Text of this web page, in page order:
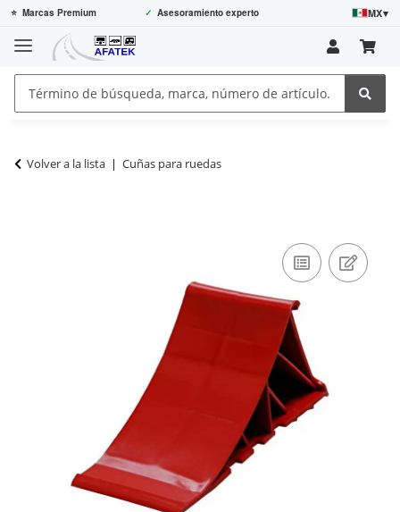
⭐ Marcas Premium ✓ Asesoramiento experto MX▾
Volver a la lista Cuñas para ruedas